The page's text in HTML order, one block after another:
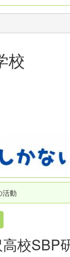
校
活動
校SBP